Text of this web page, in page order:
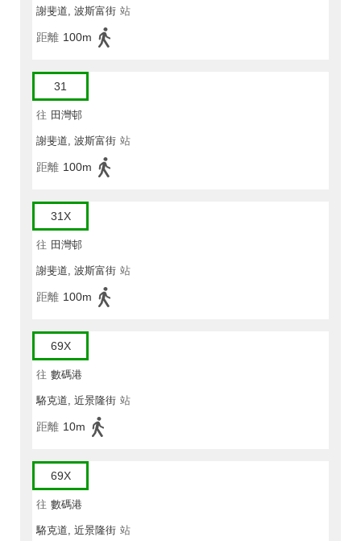
謝斐道, 波斯富街 站
距離 100m
31
往 田灣邨
謝斐道, 波斯富街 站
距離 100m
31X
往 田灣邨
謝斐道, 波斯富街 站
距離 100m
69X
往 數碼港
駱克道, 近景隆街 站
距離 10m
69X
往 數碼港
駱克道, 近景隆街 站